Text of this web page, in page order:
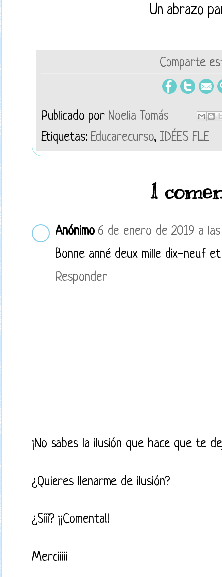
Un abrazo
Comparte
Publicado por Noelia Tomás
Etiquetas: Educarecurso, IDÉES FLE
1
Anónimo 6 de enero de 2019 a las
Bonne anné deux mille dix-neuf
Responder
¡No sabes la ilusión que hace que te
¿Quieres llenarme de ilusión?
¿Sííí? ¡¡Comenta!!
Merciiiii